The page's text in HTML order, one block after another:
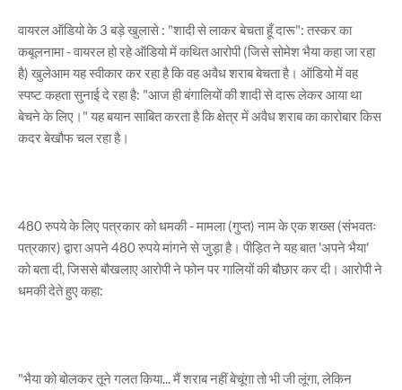
वायरल ऑडियो के 3 बड़े खुलासे : "शादी से लाकर बेचता हूँ दारू": तस्कर का
कबूलनामा - वायरल हो रहे ऑडियो में कथित आरोपी (जिसे सोमेश भैया कहा जा रहा
है) खुलेआम यह स्वीकार कर रहा है कि वह अवैध शराब बेचता है। ऑडियो में वह
स्पष्ट कहता सुनाई दे रहा है: "आज ही बंगालियों की शादी से दारू लेकर आया था
बेचने के लिए।" यह बयान साबित करता है कि क्षेत्र में अवैध शराब का कारोबार किस
कदर बेखौफ चल रहा है।
480 रुपये के लिए पत्रकार को धमकी - मामला (गुप्त) नाम के एक शख्स (संभवतः
पत्रकार) द्वारा अपने 480 रुपये मांगने से जुड़ा है। पीड़ित ने यह बात 'अपने भैया'
को बता दी, जिससे बौखलाए आरोपी ने फोन पर गालियों की बौछार कर दी। आरोपी ने
धमकी देते हुए कहा:
"भैया को बोलकर तूने गलत किया... मैं शराब नहीं बेचूंगा तो भी जी लूंगा, लेकिन